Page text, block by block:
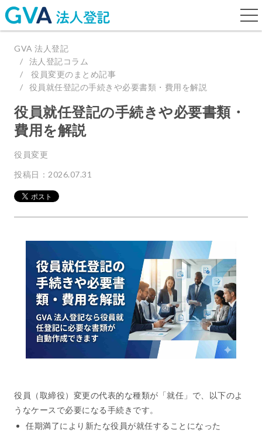
GVA 法人登記
法人登記コラム
役員変更のまとめ記事
役員就任登記の手続きや必要書類・費用を解説
役員就任登記の手続きや必要書類・
費用を解説
役員変更
投稿日：2026.07.31
役員（取締役）変更の代表的な種類が「就任」で、以下のよ
うなケースで必要になる手続きです。
任期満了により新たな役員が就任することになった